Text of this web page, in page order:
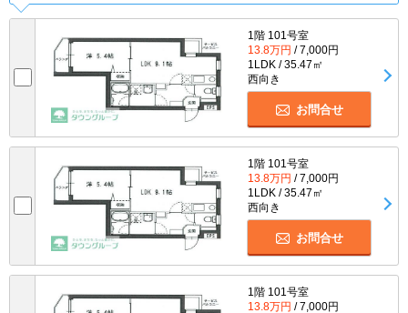
1階 101号室
13.8万円 / 7,000円
1LDK / 35.47㎡
西向き
お問合せ
1階 101号室
13.8万円 / 7,000円
1LDK / 35.47㎡
西向き
お問合せ
1階 101号室
13.8万円 / 7,000円